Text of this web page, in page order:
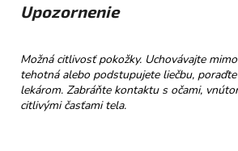
Upozornenie
Možná citlivosť pokožky. Uchovávajte
tehotná alebo podstupujete liečbu,
lekárom. Zabráňte kontaktu s očami,
citlivými časťami tela.